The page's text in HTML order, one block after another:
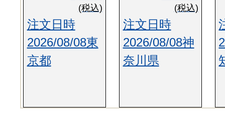
(税込)
注文日時
2026/08/08東
京都
(税込)
注文日時
2026/08/08神
奈川県